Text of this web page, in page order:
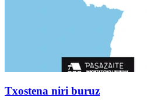
Txostena niri buruz